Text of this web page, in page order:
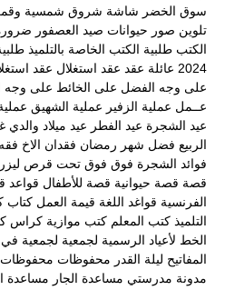
سوق الخضر شاشة شروق شمسية
تلوين صور حيوانات صيد العصفور ضرورة
الكتب طلبية الكتب الخاصة بالتلميذ
2024 عائلة عقد عقد استغلال عقد
على وجه الفضل على الخائط على وجه
عــمل عملية الزفير عملية الشهيق
عيد الشجرة عيد الفطر عيد ميلاد والدي
الربيع فضل شهر رمضان فقدان الاخ
فوائد الشجرة فوق فوق تحت قرص
قصة قصة حيوانية قصة للأطفال قواعد
الفرنسية قواغد اللغة قيمة العمل كتاب
التلميذ كتب المعلم كتب موازية كراس
الخط لأعياد الرسمية لجمعية لجمعية
المفاتيح ليلة القدر محفوظات محفوظات
مدونة مدرستي مساعدة الجار مساعدة